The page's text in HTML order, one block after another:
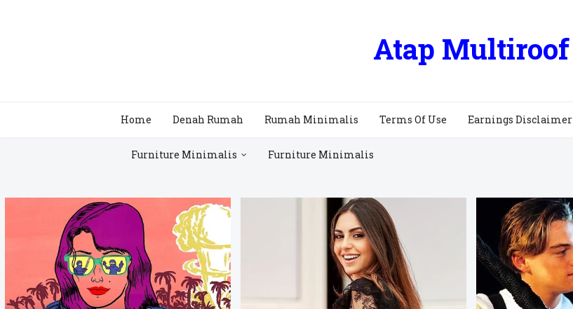
Atap Multiroof
Home Denah Rumah Rumah Minimalis Terms Of Use Earnings Disclaimer
Furniture Minimalis Furniture Minimalis